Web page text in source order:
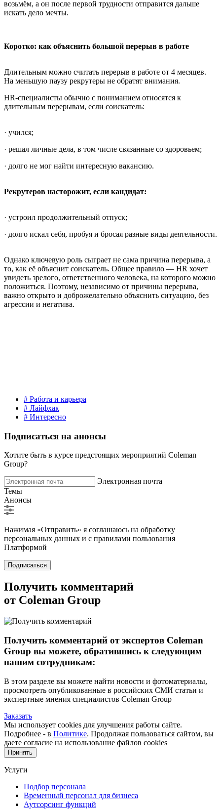
возьмём, а он после первой трудности отправится дальше
искать дело мечты.
Коротко: как объяснить большой перерыв в работе
Длительным можно считать перерыв в работе от 4 месяцев.
На меньшую паузу рекрутеры не обратят внимания.
HR-специалисты обычно с пониманием относятся к
длительным перерывам, если соискатель:
· учился;
· решал личные дела, в том числе связанные со здоровьем;
· долго не мог найти интересную вакансию.
Рекрутеров насторожит, если кандидат:
· устроил продолжительный отпуск;
· долго искал себя, пробуя и бросая разные виды деятельности.
Однако ключевую роль сыграет не сама причина перерыва, а
то, как её объяснит соискатель. Общее правило — HR хочет
увидеть зрелого, ответственного человека, на которого можно
положиться. Поэтому, независимо от причины перерыва,
важно открыто и доброжелательно объяснить ситуацию, без
агрессии и негатива.
# Работа и карьера
# Лайфхак
# Интересно
Подписаться на анонсы
Хотите быть в курсе предстоящих мероприятий Coleman
Group?
Электронная почта
Темы
Анонсы
Нажимая «Отправить» я соглашаюсь на обработку
персональных данных и с правилами пользования
Платформой
Подписаться
Получить комментарий
от Coleman Group
Получить комментарий от экспертов Coleman
Group вы можете, обратившись к следующим
нашим сотрудникам:
В этом разделе вы можете найти новости и фотоматериалы,
просмотреть опубликованные в российских СМИ статьи и
экспертные мнения специалистов Coleman Group
Заказать
Мы использует cookies для улучшения работы сайте.
Подробнее - в Политике. Продолжая пользоваться сайтом, вы
даете согласие на использование файлов cookies
Принять
Услуги
Подбор персонала
Временный персонал для бизнеса
Аутсорсинг функций